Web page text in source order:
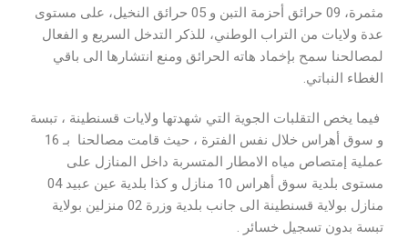
مثمرة، 09 حرائق أحزمة التبن و 05 حرائق النخيل، على مستوى
عدة ولايات من التراب الوطني، للذكر التدخل السريع و الفعال
لمصالحنا سمح بإخماد هاته الحرائق ومنع انتشارها الى باقي
الغطاء النباتي.
فيما يخص التقلبات الجوية التي شهدتها ولايات قسنطينة ، تبسة
و سوق أهراس خلال نفس الفترة ، حيث قامت مصالحنا بـ 16
عملية إمتصاص مياه الامطار المتسربة داخل المنازل على
مستوى بلدية سوق أهراس 10 منازل و كذا بلدية عين عبيد 04
منازل بولاية قسنطينة الى جانب بلدية وزرة 02 منزلين بولاية
تبسة بدون تسجيل خسائر .